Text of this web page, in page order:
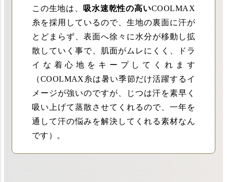
この生地は、 吸水速乾性の高いCOOLMAX
糸を採用しているので、生地の裏面に汗が
とどまらず、表面へ徐々に水分が移動し拡
散していく事で、肌面がムレにくく、ドラ
イな着心地をキープしてくれます
（COOLMAX糸は暑い季節だけ活躍するイ
メージが強いのですが、じつは汗を素早く
吸い上げて蒸散させてくれるので、一年を
通して汗の悩みを解決してくれる素材なん
です）。